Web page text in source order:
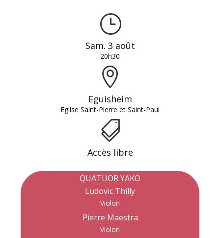
}
Sam. 3 août
20h30

Eguisheim
Eglise Saint-Pierre et Saint-Paul

Accès libre
QUATUOR YAKO
Ludovic Thilly
Violon
Pierre Maestra
Violon